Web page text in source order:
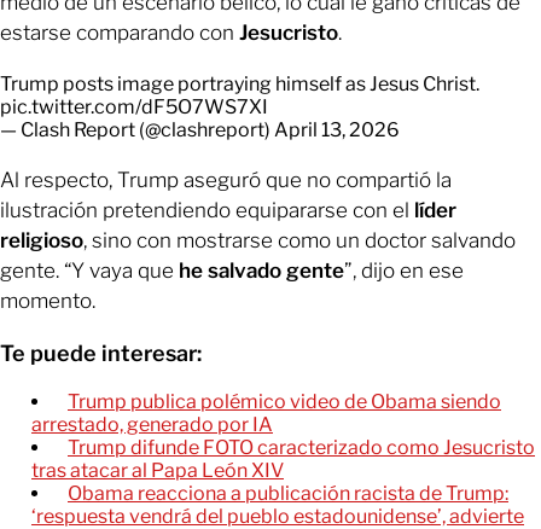
estarse comparando con Jesucristo.
Trump posts image portraying himself as Jesus Christ.
pic.twitter.com/dF5O7WS7XI
— Clash Report (@clashreport) April 13, 2026
Al respecto, Trump aseguró que no compartió la
ilustración pretendiendo equipararse con el líder
religioso, sino con mostrarse como un doctor salvando
gente. “Y vaya que he salvado gente”, dijo en ese
momento.
Te puede interesar:
Trump publica polémico video de Obama siendo
arrestado, generado por IA
Trump difunde FOTO caracterizado como Jesucristo
tras atacar al Papa León XIV
Obama reacciona a publicación racista de Trump:
‘respuesta vendrá del pueblo estadounidense’, advierte